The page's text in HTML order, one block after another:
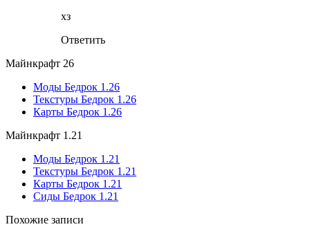
хз
Ответить
Майнкрафт 26
Моды Бедрок 1.26
Текстуры Бедрок 1.26
Карты Бедрок 1.26
Майнкрафт 1.21
Моды Бедрок 1.21
Текстуры Бедрок 1.21
Карты Бедрок 1.21
Сиды Бедрок 1.21
Похожие записи